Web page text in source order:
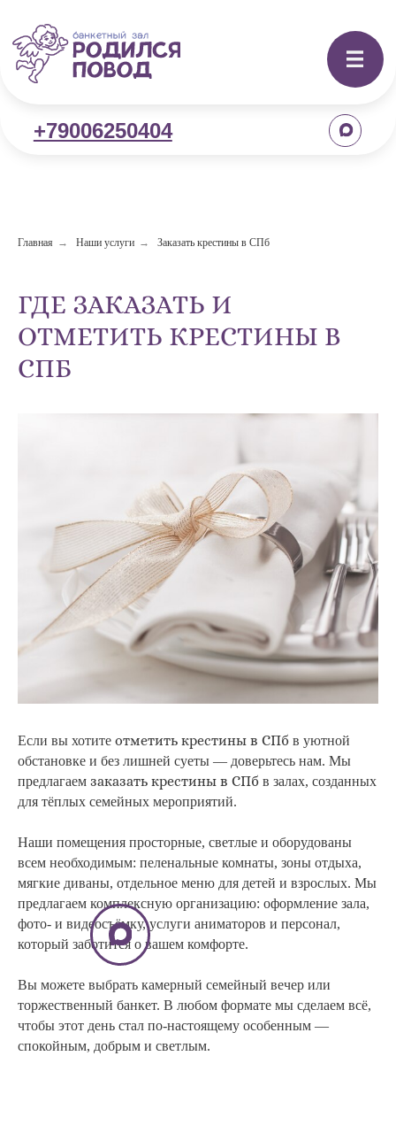
Главная → Наши услуги → Заказать крестины в СПб
ГДЕ ЗАКАЗАТЬ И
ОТМЕТИТЬ КРЕСТИНЫ В
СПБ
Если вы хотите отметить крестины в СПб в уютной
обстановке и без лишней суеты — доверьтесь нам. Мы
предлагаем заказать крестины в СПб в залах, созданных
для тёплых семейных мероприятий.
Наши помещения просторные, светлые и оборудованы
всем необходимым: пеленальные комнаты, зоны отдыха,
мягкие диваны, отдельное меню для детей и взрослых. Мы
предлагаем комплексную организацию: оформление зала,
фото- и видеосъёмку, услуги аниматоров и персонал,
который заботится о вашем комфорте.
Вы можете выбрать камерный семейный вечер или
торжественный банкет. В любом формате мы сделаем всё,
чтобы этот день стал по-настоящему особенным —
спокойным, добрым и светлым.